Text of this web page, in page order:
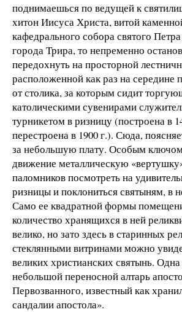
поднимаешься по ведущей к
хитон Иисуса Христа, витой
кафедрального собора святого
города Трира, то непременно
передохнуть на просторной
расположенной как раз на середине
от столика, за которым сидит
католическими сувенирами
турникетом в ризницу (построена в
перестроена в 1900 г.). Сюда,
за небольшую плату. Особым
движение металлическую
паломников посмотреть на
ризницы и поклониться святыням, в
Само ее квадратной формы
количество хранящихся в ней
велико, но зато здесь в старинных
стеклянными витринами можно
великих христианских святынь.
небольшой переносной алтарь
Первозванного, известный как
сандалии апостола».